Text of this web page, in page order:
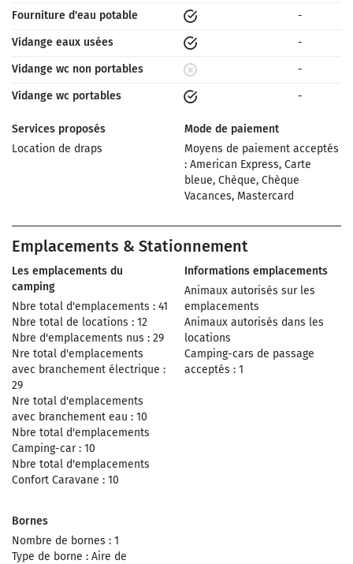
Fourniture d'eau potable
-
Vidange eaux usées
-
Vidange wc non portables
-
Vidange wc portables
-
Services proposés
Location de draps
Mode de paiement
Moyens de paiement acceptés
: American Express, Carte
bleue, Chèque, Chèque
Vacances, Mastercard
Emplacements & Stationnement
Les emplacements du
camping
Nbre total d'emplacements : 41
Nbre total de locations : 12
Nbre d'emplacements nus : 29
Nre total d'emplacements
avec branchement électrique :
29
Nre total d'emplacements
avec branchement eau : 10
Nbre total d'emplacements
Camping-car : 10
Nbre total d'emplacements
Confort Caravane : 10
Informations emplacements
Animaux autorisés sur les
emplacements
Animaux autorisés dans les
locations
Camping-cars de passage
acceptés : 1
Bornes
Nombre de bornes : 1
Type de borne : Aire de